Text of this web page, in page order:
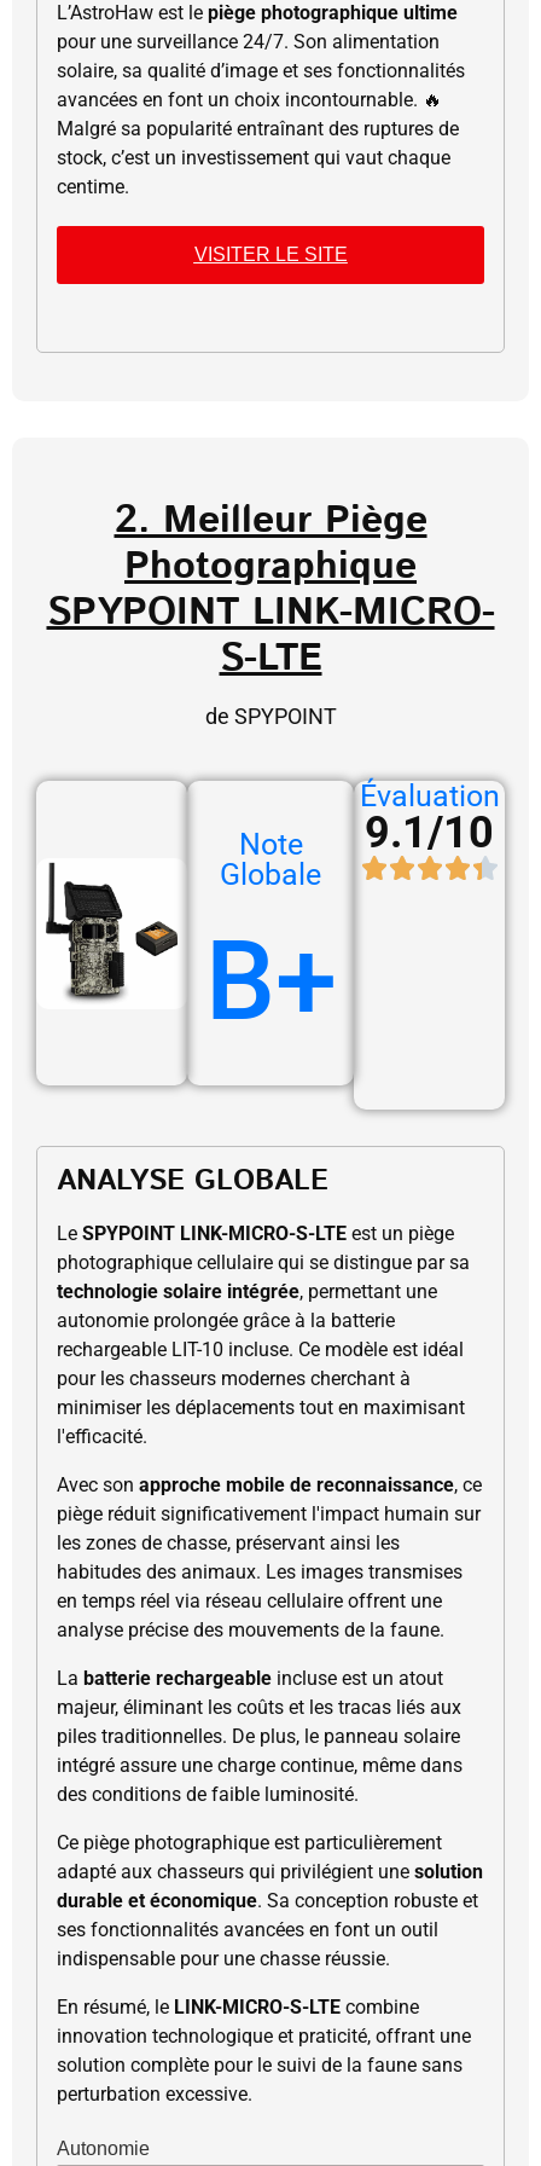
L’AstroHaw est le piège photographique ultime
pour une surveillance 24/7. Son alimentation
solaire, sa qualité d’image et ses fonctionnalités
avancées en font un choix incontournable. 🔥
Malgré sa popularité entraînant des ruptures de
stock, c’est un investissement qui vaut chaque
centime.
VISITER LE SITE
2. Meilleur Piège
Photographique
SPYPOINT LINK-MICRO-
S-LTE
de SPYPOINT
Note
Globale
B+
Évaluation
9.1/10
ANALYSE GLOBALE
Le SPYPOINT LINK-MICRO-S-LTE est un piège
photographique cellulaire qui se distingue par sa
technologie solaire intégrée, permettant une
autonomie prolongée grâce à la batterie
rechargeable LIT-10 incluse. Ce modèle est idéal
pour les chasseurs modernes cherchant à
minimiser les déplacements tout en maximisant
l'efficacité.
Avec son approche mobile de reconnaissance, ce
piège réduit significativement l'impact humain sur
les zones de chasse, préservant ainsi les
habitudes des animaux. Les images transmises
en temps réel via réseau cellulaire offrent une
analyse précise des mouvements de la faune.
La batterie rechargeable incluse est un atout
majeur, éliminant les coûts et les tracas liés aux
piles traditionnelles. De plus, le panneau solaire
intégré assure une charge continue, même dans
des conditions de faible luminosité.
Ce piège photographique est particulièrement
adapté aux chasseurs qui privilégient une solution
durable et économique. Sa conception robuste et
ses fonctionnalités avancées en font un outil
indispensable pour une chasse réussie.
En résumé, le LINK-MICRO-S-LTE combine
innovation technologique et praticité, offrant une
solution complète pour le suivi de la faune sans
perturbation excessive.
Autonomie